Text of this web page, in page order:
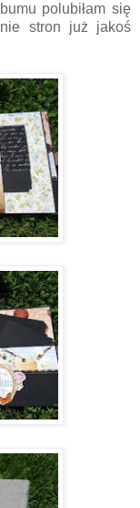
polubiłam się
stron już jakoś